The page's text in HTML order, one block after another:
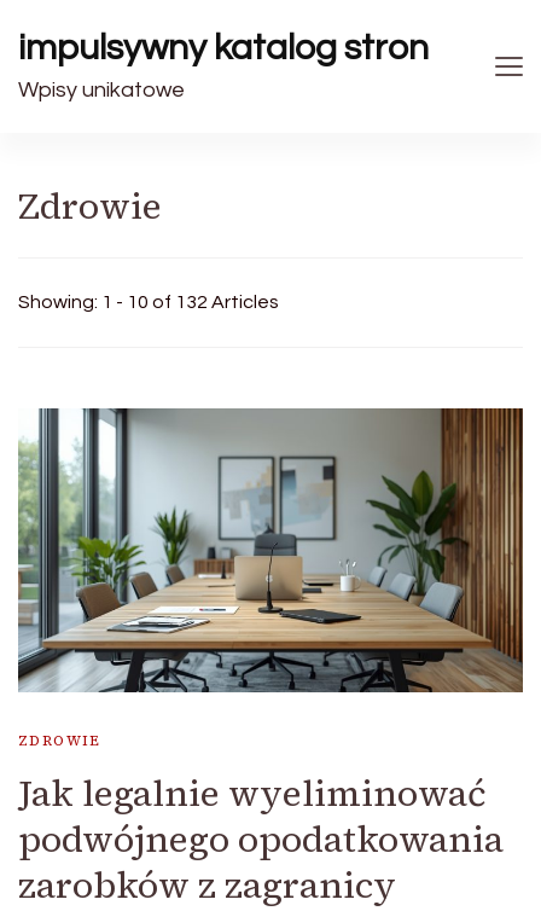
impulsywny katalog stron
Wpisy unikatowe
Zdrowie
Showing: 1 - 10 of 132 Articles
ZDROWIE
Jak legalnie wyeliminować
podwójnego opodatkowania
zarobków z zagranicy